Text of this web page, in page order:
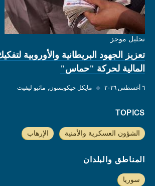
تحليل موجز
تعزيز الجهود البريطانية والأوروبية
المالية لحركة "حماس"
٦ أغسطس ٢٠٢٦ ◆ مايكل جيكوبسون ماثيو ليفيت
TOPICS
الشؤون العسكرية والأمنية الإرهاب
المناطق والبلدان
سوريا